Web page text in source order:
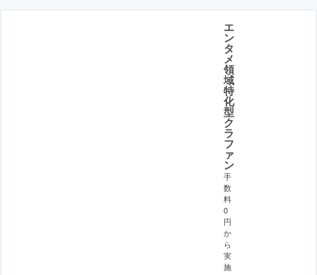
エ
ン
タ
メ
領
域
特
化
型
ク
ラ
フ
ァ
ン
手
数
料
0
円
か
ら
実
施